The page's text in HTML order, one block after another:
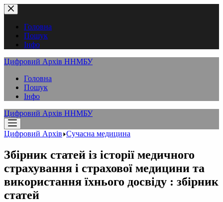
Перейти
до
вмістуГоловна
Пошук
Інфо
Цифровий Архів ННМБУ
Головна
Пошук
Інфо
Цифровий Архів ННМБУ
Цифровий Архів Сучасна медицина
Збірник статей із історії медичного
страхування і страхової медицини та
використання їхнього досвіду : збірник
статей